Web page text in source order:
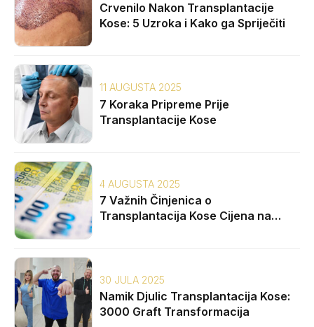
Crvenilo Nakon Transplantacije
Kose: 5 Uzroka i Kako ga Spriječiti
11 AUGUSTA 2025
7 Koraka Pripreme Prije
Transplantacije Kose
4 AUGUSTA 2025
7 Važnih Činjenica o
Transplantacija Kose Cijena na
30 JULA 2025
Namik Djulic Transplantacija Kose:
3000 Graft Transformacija